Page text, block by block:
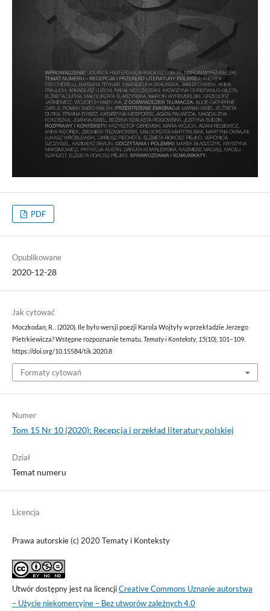
PDF
Opublikowane
2020-12-28
Jak cytować
Moczkodan, R. . (2020). Ile było wersji poezji Karola Wojtyły w przekładzie Jerzego
Pietrkiewicza? Wstępne rozpoznanie tematu. Tematy i Konteksty, 15(10), 101–109.
https://doi.org/10.15584/tik.2020.8
Formaty cytowań
Numer
Tom 15 Nr 10 (2020): Recepcja i przekład literatury polskiej
Dział
Temat numeru
Licencja
Prawa autorskie (c) 2020 Tematy i Konteksty
Utwór dostępny jest na licencjiCreative Commons Uznanie autorstwa
– Użycie niekomercyjne – Bez utworów zależnych 4.0